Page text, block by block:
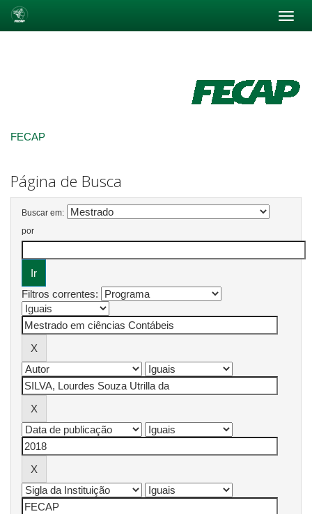
FECAP
Página de Busca
Buscar em:
por
Filtros correntes: